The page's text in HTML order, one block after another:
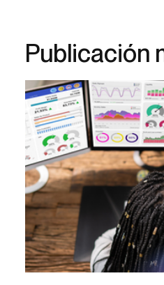
Publicación